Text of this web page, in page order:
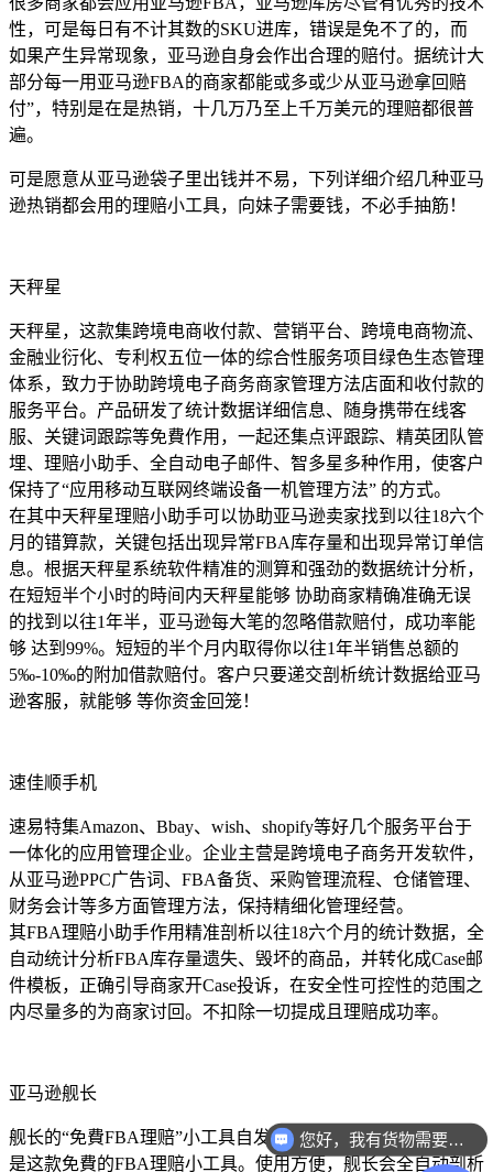
性，可是每日有不计其数的SKU进库，错误是免不了的，而
如果产生异常现象，亚马逊自身会作出合理的赔付。据统计大
部分每一用亚马逊FBA的商家都能或多或少从亚马逊拿回赔
付”，特别是在是热销，十几万乃至上千万美元的理赔都很普
遍。
可是愿意从亚马逊袋子里出钱并不易，下列详细介绍几种亚马
逊热销都会用的理赔小工具，向妹子需要钱，不必手抽筋！
天秤星
天秤星，这款集跨境电商收付款、营销平台、跨境电商物流、
金融业衍化、专利权五位一体的综合性服务项目绿色生态管理
体系，致力于协助跨境电子商务商家管理方法店面和收付款的
服务平台。产品研发了统计数据详细信息、随身携带在线客
服、关键词跟踪等免費作用，一起还集点评跟踪、精英团队管
埋、理赔小助手、全自动电子邮件、智多星多种作用，使客户
保持了“应用移动互联网终端设备一机管理方法” 的方式。
在其中天秤星理赔小助手可以协助亚马逊卖家找到以往18六个
月的错算款，关键包括出现异常FBA库存量和出现异常订单信
息。根据天秤星系统软件精准的测算和强劲的数据统计分析，
在短短半个小时的時间内天秤星能够 协助商家精确准确无误
的找到以往1年半，亚马逊每大笔的忽略借款赔付，成功率能
够 达到99%。短短的半个月内取得你以往1年半销售总额的
5‰-10‰的附加借款赔付。客户只要递交剖析统计数据给亚马
逊客服，就能够 等你资金回笼！
速佳顺手机
速易特集Amazon、Bbay、wish、shopify等好几个服务平台于
一体化的应用管理企业。企业主营是跨境电子商务开发软件，
从亚马逊PPC广告词、FBA备货、采购管理流程、仓储管理、
财务会计等多方面管理方法，保持精细化管理经营。
其FBA理赔小助手作用精准剖析以往18六个月的统计数据，全
自动统计分析FBA库存量遗失、毁坏的商品，并转化成Case邮
件模板，正确引导商家开Case投诉，在安全性可控性的范围之
内尽量多的为商家讨回。不扣除一切提成且理赔成功率。
亚马逊舰长
舰长的“免費FBA理赔”小工具自发布至今始终备受客户称赞，
是这款免費的FBA理赔小工具。使用方便，舰长会全自动剖析
您好，我有货物需要你们的产品。